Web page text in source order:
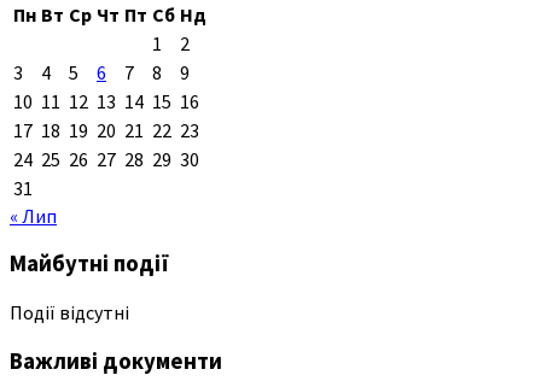
Пн Вт Ср Чт Пт Сб Нд
1
2
3
4 5 6 7 8
9
10 11 12 13 14 15 16
17 18 19 20 21 22 23
24 25 26 27 28 29 30
31
« Лип
Майбутні події
Події відсутні
Важливі документи